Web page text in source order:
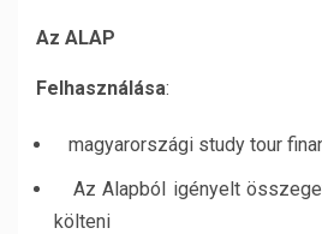
Az ALAP
Felhasználása:
magyarországi study tour
Az Alapból igényelt
költeni